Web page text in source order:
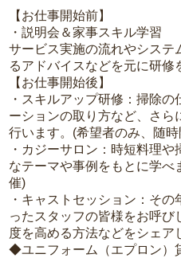
【お仕事開始前】
・説明会＆家事スキル学習
サービス実施の流れやシステ
るアドバイスなどを元に研修
【お仕事開始後】
・スキルアップ研修：掃除
ーションの取り方など、さら
行います。(希望者のみ、随
・カジーサロン：時短料理
なテーマや事例をもとに学べ
催)
・キャストセッション：そ
ったスタッフの皆様をお呼び
度を高める方法などをシェア
◆ユニフォーム（エプロン）